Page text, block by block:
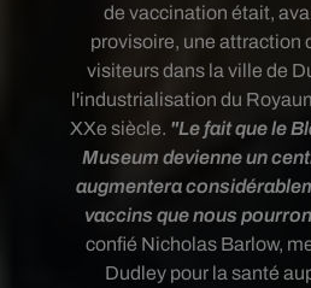
de vaccination était,
provisoire, une attraction
visiteurs dans la ville de
l'industrialisation du
XXe siècle. "Le fait que le
Museum devienne un
augmentera
vaccins que nous
confié Nicholas Barlow,
Dudley pour la santé